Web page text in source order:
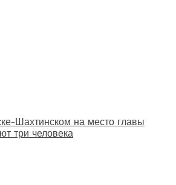
Шахтинском на место главы
три человека